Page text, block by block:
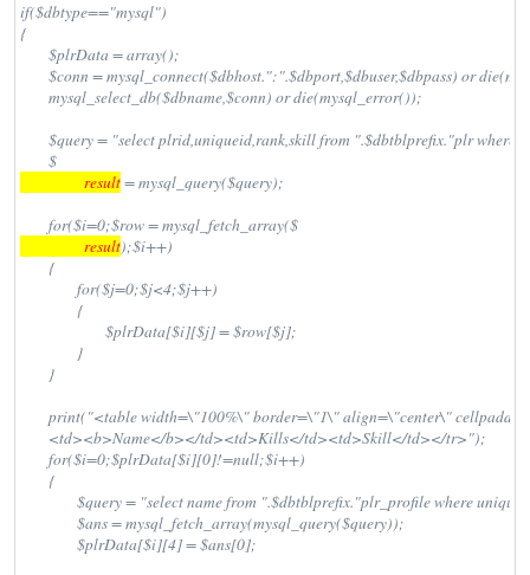
if($dbtype=="mysql")
{
        $plrData = array();
$conn = mysql_connect($dbhost.":".$dbport,$dbuser,$dbpass) or
        mysql_select_db($dbname,$conn) or die(mysql_error());
$query = "select plrid,uniqueid,rank,skill from ".$dbtblprefix."plr
        $
                  result
= mysql_query($query);
        for($i=0;$row = mysql_fetch_array($
                  result
);$i++)
        {
                for($j=0;$j<4;$j++)
                {
                        $plrData[$i][$j] = $row[$j];
                }
        }
print("<table width=\"100%\" border=\"1\" align=\"center\"
        <td><b>Name</b></td><td>Kills</td><td>Skill</td></tr>");
        for($i=0;$plrData[$i][0]!=null;$i++)
        {
$query = "select name from ".$dbtblprefix."plr_profile where
                $ans = mysql_fetch_array(mysql_query($query));
                $plrData[$i][4] = $ans[0];